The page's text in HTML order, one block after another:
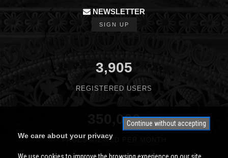
NEWSLETTER
SIGN UP
3,905
REGISTERED USERS
350,000
PAGES VIEWED PER MONTH
Continue without accepting
We care about your privacy